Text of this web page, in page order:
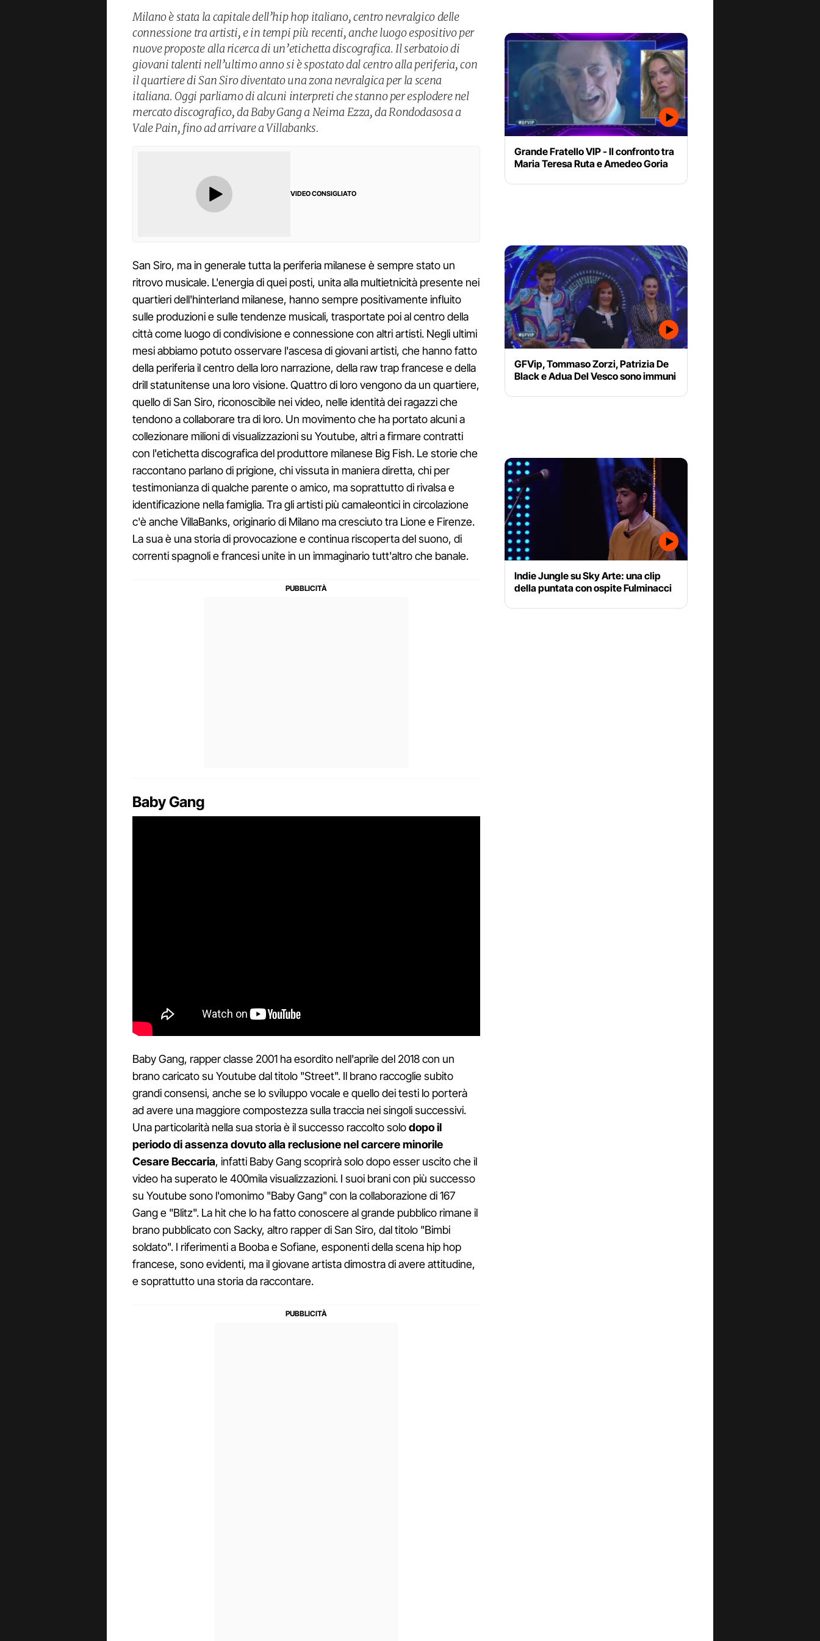
Milano è stata la capitale dell’hip hop italiano, centro nevralgico delle
connessione tra artisti, e in tempi più recenti, anche luogo espositivo per
nuove proposte alla ricerca di un’etichetta discografica. Il serbatoio di
giovani talenti nell’ultimo anno si è spostato dal centro alla periferia, con
il quartiere di San Siro diventato una zona nevralgica per la scena
italiana. Oggi parliamo di alcuni interpreti che stanno per esplodere nel
mercato discografico, da Baby Gang a Neima Ezza, da Rondodasosa a
Vale Pain, fino ad arrivare a Villabanks.
VIDEO CONSIGLIATO
San Siro, ma in generale tutta la periferia milanese è sempre stato un
ritrovo musicale. L'energia di quei posti, unita alla multietnicità presente nei
quartieri dell'hinterland milanese, hanno sempre positivamente influito
sulle produzioni e sulle tendenze musicali, trasportate poi al centro della
città come luogo di condivisione e connessione con altri artisti. Negli ultimi
mesi abbiamo potuto osservare l'ascesa di giovani artisti, che hanno fatto
della periferia il centro della loro narrazione, della raw trap francese e della
drill statunitense una loro visione. Quattro di loro vengono da un quartiere,
quello di San Siro, riconoscibile nei video, nelle identità dei ragazzi che
tendono a collaborare tra di loro. Un movimento che ha portato alcuni a
collezionare milioni di visualizzazioni su Youtube, altri a firmare contratti
con l'etichetta discografica del produttore milanese Big Fish. Le storie che
raccontano parlano di prigione, chi vissuta in maniera diretta, chi per
testimonianza di qualche parente o amico, ma soprattutto di rivalsa e
identificazione nella famiglia. Tra gli artisti più camaleontici in circolazione
c'è anche VillaBanks, originario di Milano ma cresciuto tra Lione e Firenze.
La sua è una storia di provocazione e continua riscoperta del suono, di
correnti spagnoli e francesi unite in un immaginario tutt'altro che banale.
Baby Gang
Baby Gang, rapper classe 2001 ha esordito nell'aprile del 2018 con un
brano caricato su Youtube dal titolo "Street". Il brano raccoglie subito
grandi consensi, anche se lo sviluppo vocale e quello dei testi lo porterà
ad avere una maggiore compostezza sulla traccia nei singoli successivi.
Una particolarità nella sua storia è il successo raccolto solodopo il
periodo di assenza dovuto alla reclusione nel carcere minorile
Cesare Beccaria, infatti Baby Gang scoprirà solo dopo esser uscito che il
video ha superato le 400mila visualizzazioni. I suoi brani con più successo
su Youtube sono l'omonimo "Baby Gang" con la collaborazione di 167
Gang e "Blitz". La hit che lo ha fatto conoscere al grande pubblico rimane il
brano pubblicato con Sacky, altro rapper di San Siro, dal titolo "Bimbi
soldato". I riferimenti a Booba e Sofiane, esponenti della scena hip hop
francese, sono evidenti, ma il giovane artista dimostra di avere attitudine,
e soprattutto una storia da raccontare.
Grande Fratello VIP - Il confronto tra
Maria Teresa Ruta e Amedeo Goria
GFVip, Tommaso Zorzi, Patrizia De
Black e Adua Del Vesco sono immuni
Indie Jungle su Sky Arte: una clip
della puntata con ospite Fulminacci